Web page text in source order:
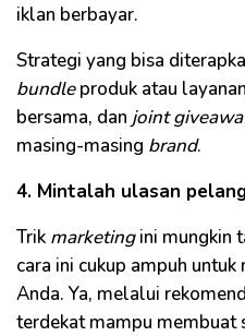
iklan berbayar.
Strategi yang bisa
bundleproduk atau
bersama, dan joint
masing-masing brand.
4. Mintalah ulasan
Trik marketingini mungkin
cara ini cukup ampuh
Anda. Ya, melalui
terdekat mampu membuat